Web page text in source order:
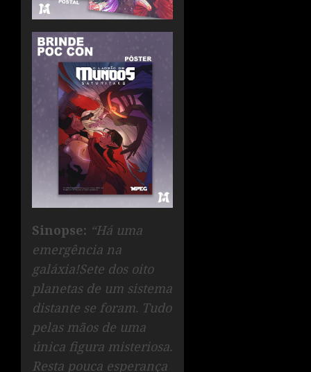
Sinopse: “Há uma
emergência na
galáxia!Sete dos oito
planetas de um sistema
distante se foram. Tudo
pelas mãos de uma
única figura misteriosa.
Resta pouca esperança